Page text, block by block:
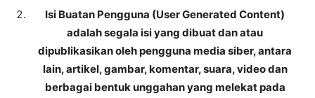
Isi Buatan Pengguna (User Generated Content)
adalah segala isi yang dibuat dan atau
dipublikasikan oleh pengguna media siber, antara
lain, artikel, gambar, komentar, suara, video dan
berbagai bentuk unggahan yang melekat pada